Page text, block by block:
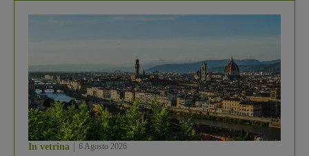
In vetrina 6 Agosto 2026